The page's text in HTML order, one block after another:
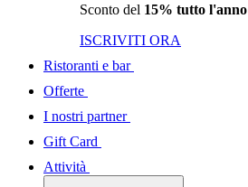
Sconto del 15% tutto l'anno
ISCRIVITI ORA
Ristoranti e bar
Offerte
I nostri partner
Gift Card
Attività